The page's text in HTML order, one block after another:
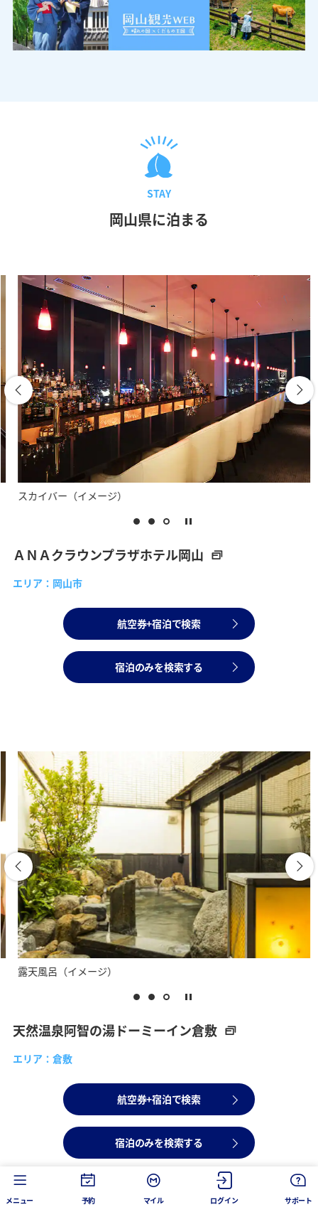
STAY
岡山県に泊まる
スカイバー（イメージ）
ＡＮＡクラウンプラザホテル岡山
エリア：岡山市
航空券+宿泊で検索
宿泊のみを検索する
露天風呂（イメージ）
天然温泉阿智の湯ドーミーイン倉敷
エリア：倉敷
航空券+宿泊で検索
宿泊のみを検索する
メニュー 予約 マイル ログイン サポート